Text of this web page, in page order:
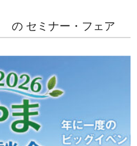
の セミナー・フェア